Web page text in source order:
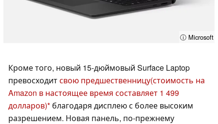
ⓘ Microsoft
Кроме того, новый 15-дюймовый Surface Laptop
превосходитсвою предшественницу(стоимость на
Amazon в настоящее время составляет 1 499
долларов) благодаря дисплею с более высоким
разрешением. Новая панель, по-прежнему